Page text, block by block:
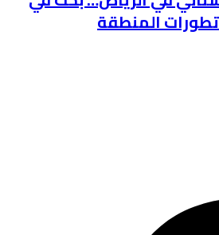
المنطقة